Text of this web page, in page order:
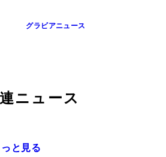
グラビアニュース
ニュース
と見る